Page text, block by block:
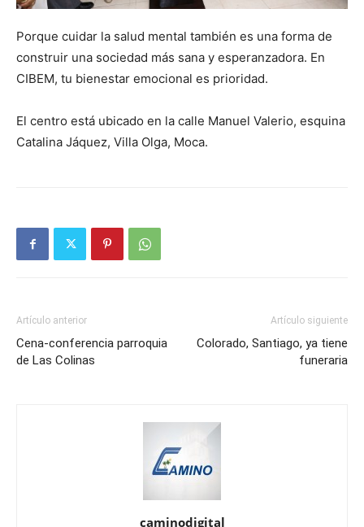
Porque cuidar la salud mental también es una forma de
construir una sociedad más sana y esperanzadora. En
CIBEM, tu bienestar emocional es prioridad.
El centro está ubicado en la calle Manuel Valerio, esquina
Catalina Jáquez, Villa Olga, Moca.
Artículo anterior
Cena-conferencia parroquia
de Las Colinas
Artículo siguiente
Colorado, Santiago, ya tiene
funeraria
caminodigital